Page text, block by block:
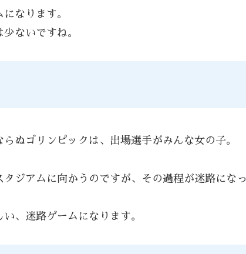
なります。
ないですね。
ぬゴリンピックは、出場選手がみんな女の子。
ジアムに向かうのですが、その過程が迷路になっ
、迷路ゲームになります。